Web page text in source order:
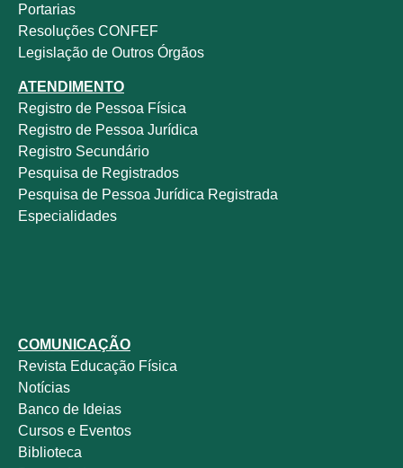
Portarias
Resoluções CONFEF
Legislação de Outros Órgãos
ATENDIMENTO
Registro de Pessoa Física
Registro de Pessoa Jurídica
Registro Secundário
Pesquisa de Registrados
Pesquisa de Pessoa Jurídica Registrada
Especialidades
COMUNICAÇÃO
Revista Educação Física
Notícias
Banco de Ideias
Cursos e Eventos
Biblioteca